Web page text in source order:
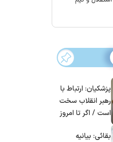
پزشکیان: ارتباط با
رهبر انقلاب سخت
است / اگر تا امروز
مردم ایران است
بقائی: بیانیه